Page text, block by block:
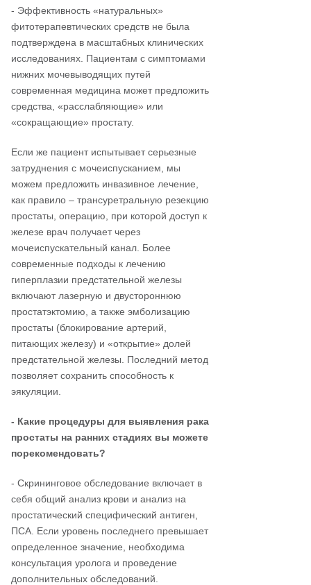
- Эффективность «натуральных»
фитотерапевтических средств не была
подтверждена в масштабных клинических
исследованиях. Пациентам с симптомами
нижних мочевыводящих путей
современная медицина может предложить
средства, «расслабляющие» или
«сокращающие» простату.
Если же пациент испытывает серьезные
затруднения с мочеиспусканием, мы
можем предложить инвазивное лечение,
как правило – трансуретральную резекцию
простаты, операцию, при которой доступ к
железе врач получает через
мочеиспускательный канал. Более
современные подходы к лечению
гиперплазии предстательной железы
включают лазерную и двустороннюю
простатэктомию, а также эмболизацию
простаты (блокирование артерий,
питающих железу) и «открытие» долей
предстательной железы. Последний метод
позволяет сохранить способность к
эякуляции.
- Какие процедуры для выявления рака
простаты на ранних стадиях вы можете
порекомендовать?
- Скрининговое обследование включает в
себя общий анализ крови и анализ на
простатический специфический антиген,
ПСА. Если уровень последнего превышает
определенное значение, необходима
консультация уролога и проведение
дополнительных обследований.